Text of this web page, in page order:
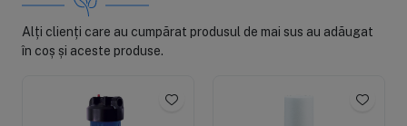
Alți clienți care au cumpărat produsul de mai sus au adăugat
în coș și aceste produse.